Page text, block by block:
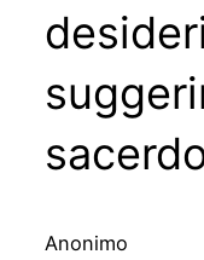
Anonimo